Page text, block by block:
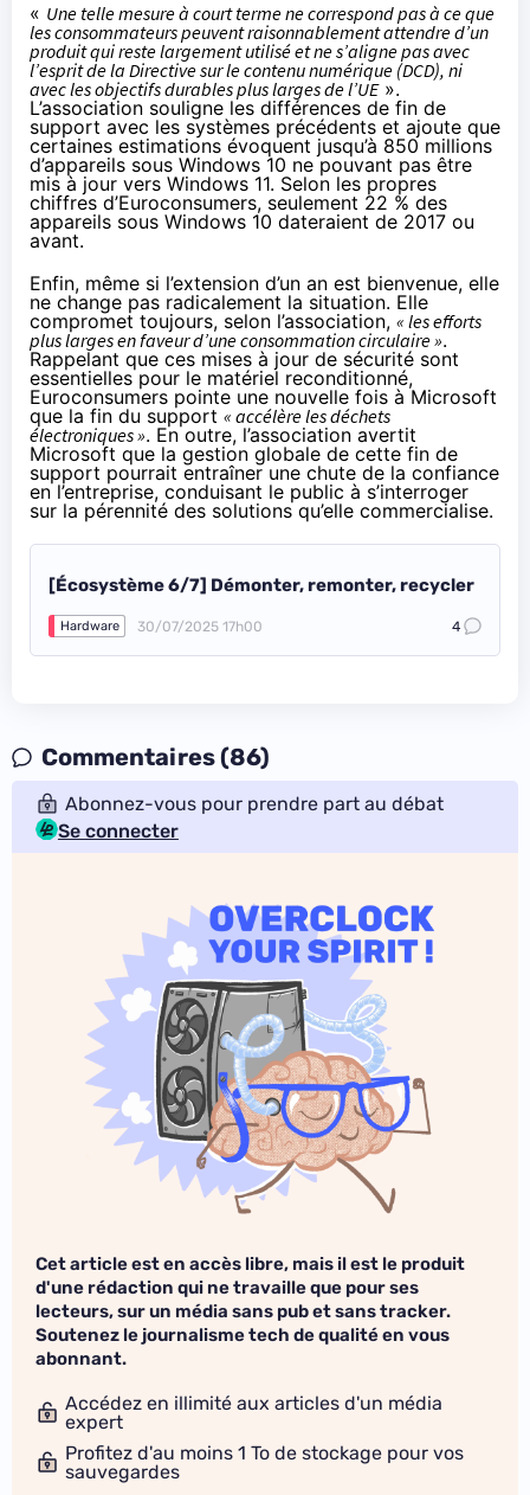
« Une telle mesure à court terme ne correspond pas à ce que
les consommateurs peuvent raisonnablement attendre d’un
produit qui reste largement utilisé et ne s’aligne pas avec
l’esprit de la Directive sur le contenu numérique (DCD), ni
avec les objectifs durables plus larges de l’UE».
L’association souligne les différences de fin de
support avec les systèmes précédents et ajoute que
certaines estimations évoquent jusqu’à 850 millions
d’appareils sous Windows 10 ne pouvant pas être
mis à jour vers Windows 11. Selon les propres
chiffres d’Euroconsumers, seulement 22 % des
appareils sous Windows 10 dateraient de 2017 ou
avant.
Enfin, même si l’extension d’un an est bienvenue, elle
ne change pas radicalement la situation. Elle
compromet toujours, selon l’association, « les efforts
plus larges en faveur d’une consommation circulaire ».
Rappelant que ces mises à jour de sécurité sont
essentielles pour le matériel reconditionné,
Euroconsumers pointe une nouvelle fois à Microsoft
que la fin du support « accélère les déchets
électroniques ». En outre, l’association avertit
Microsoft que la gestion globale de cette fin de
support pourrait entraîner une chute de la confiance
en l’entreprise, conduisant le public à s’interroger
sur la pérennité des solutions qu’elle commercialise.
[Écosystème 6/7] Démonter, remonter, recycler
Hardware 30/07/2025 17h00 4
Commentaires (86)
Abonnez-vous pour prendre part au débat
Se connecter
Cet article est en accès libre, mais il est le produit
d'une rédaction qui ne travaille que pour ses
lecteurs, sur un média sans pub et sans tracker.
Soutenez le journalisme tech de qualité en vous
abonnant.
Accédez en illimité aux articles d'un média
expert
Profitez d'au moins 1 To de stockage pour vos
sauvegardes